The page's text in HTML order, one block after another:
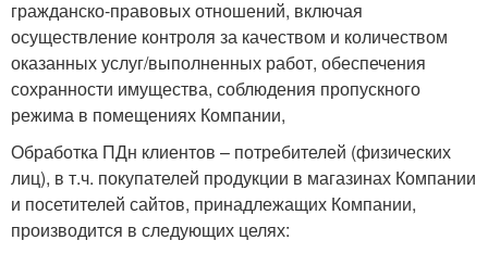
гражданско-правовых отношений, включая
осуществление контроля за качеством и количеством
оказанных услуг/выполненных работ, обеспечения
сохранности имущества, соблюдения пропускного
режима в помещениях Компании,
Обработка ПДн клиентов – потребителей (физических
лиц), в т.ч. покупателей продукции в магазинах Компании
и посетителей сайтов, принадлежащих Компании,
производится в следующих целях: